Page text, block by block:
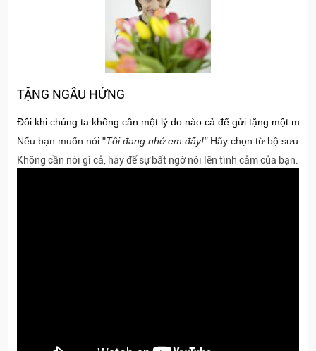
TẶNG NGẪU HỨNG
Đôi khi chúng ta không cần một lý do nào cả để gửi tặng một
Nếu bạn muốn nói "Tôi đang nhớ em đấy!"Hãy chọn từ bộ sưu
Không cần nói gì cả, hãy để sự bất ngờ nói lên tình cảm của bạn...